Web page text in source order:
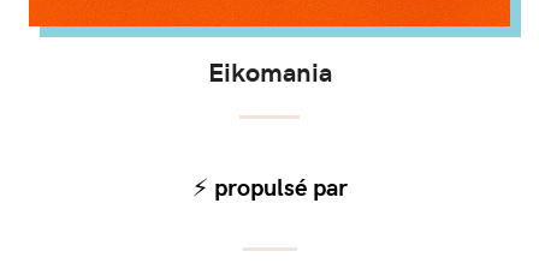
Eikomania
⚡️ propulsé par